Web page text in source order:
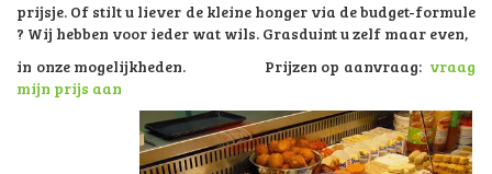
prijsje. Of stilt u liever de kleine honger via de budget-formule
? Wij hebben voor ieder wat wils. Grasduint u zelf maar even,
in onze mogelijkheden. Prijzen op aanvraag: vraag
mijn prijs aan